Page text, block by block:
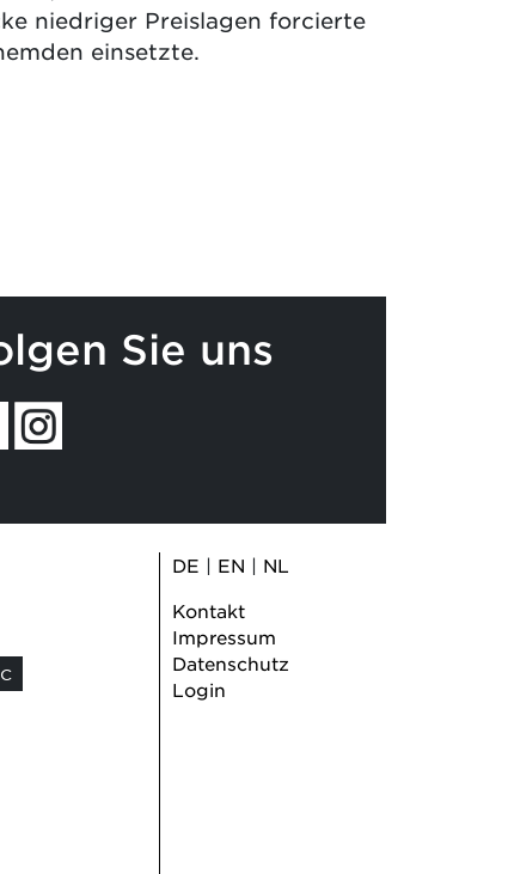
niedriger Preislagen forcierte
einsetzte.
Sie uns
DE | EN | NL
Kontakt
Impressum
Datenschutz
Login